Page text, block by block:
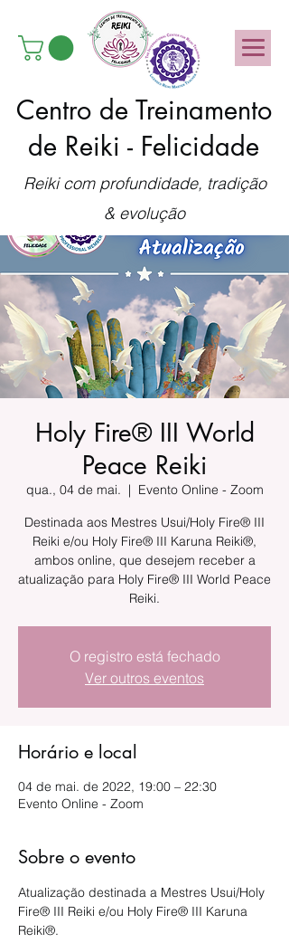
Centro de Treinamento
de Reiki - Felicidade
Reiki com profundidade, tradição
& evolução
Holy Fire® III World
Peace Reiki
qua., 04 de mai.
  |
Evento Online - Zoom
Destinada aos Mestres Usui/Holy Fire® III
Reiki e/ou Holy Fire® III Karuna Reiki®,
ambos online, que desejem receber a
atualização para Holy Fire® III World Peace
Reiki.
O registro está fechado
Ver outros eventos
Horário e local
04 de mai. de 2022, 19:00 – 22:30
Evento Online - Zoom
Sobre o evento
Atualização destinada a Mestres Usui/Holy
Fire® III Reiki e/ou Holy Fire® III Karuna
Reiki®.